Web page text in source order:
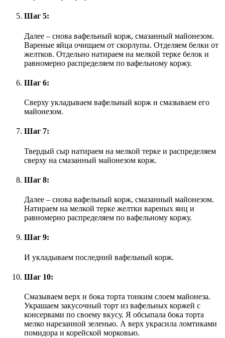
Шаг 5:
Далее – снова вафельный корж, смазанный майонезом.
Вареные яйца очищаем от скорлупы. Отделяем белки от
желтков. Отдельно натираем на мелкой терке белок и
равномерно распределяем по вафельному коржу.
Шаг 6:
Сверху укладываем вафельный корж и смазываем его
майонезом.
Шаг 7:
Твердый сыр натираем на мелкой терке и распределяем
сверху на смазанный майонезом корж.
Шаг 8:
Далее – снова вафельный корж, смазанный майонезом.
Натираем на мелкой терке желтки вареных яиц и
равномерно распределяем по вафельному коржу.
Шаг 9:
И укладываем последний вафельный корж.
Шаг 10:
Смазываем верх и бока торта тонким слоем майонеза.
Украшаем закусочный торт из вафельных коржей с
консервами по своему вкусу. Я обсыпала бока торта
мелко нарезанной зеленью. А верх украсила ломтиками
помидора и корейской морковью.